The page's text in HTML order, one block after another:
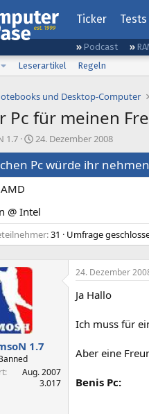
Ticker Tests
Podcast
Leserartikel Regeln
und Desktop-Computer
Pc für meinen
1.7
E
r
s
t
l
t
a
24. Dezember 2008
Pc würde ihr
@ Intel
31 Umfrage
1.7
Aug. 2007
3.017
24. Dezember
Ja Hallo
Ich muss für
Aber eine
Benis Pc: